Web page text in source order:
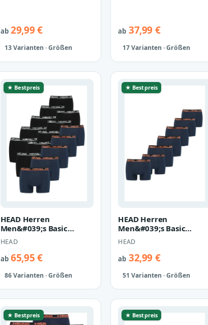
ab29,99 €
13 Varianten · Größen
ab 37,99 €
17 Varianten · Größen
★ Bestpreis
HEAD Herren
Men&#039;s Basic
Boxers Boxer Shorts 15
er Pack
HEAD
ab65,95 €
86 Varianten · Größen
★ Bestpreis
HEAD Herren
Men&#039;s Basic
Boxers Boxer Shorts 7 er
Pack
HEAD
ab 32,99 €
51 Varianten · Größen
★ Bestpreis ★ Bestpreis